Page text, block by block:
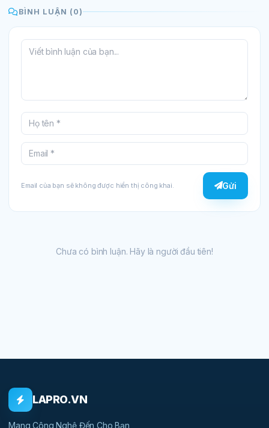
BÌNH LUẬN (0)
Email của bạn sẽ không được hiển thị công khai. Gửi
Chưa có bình luận. Hãy là người đầu tiên!
LAPRO.VN
Mang Công Nghệ Đến Cho Bạn